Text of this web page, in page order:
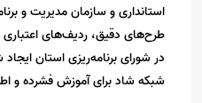
استانداری و سازمان مدیریت و
طرح‌های دقیق، ردیف‌های اعتباری
در شورای برنامه‌ریزی استان
شبکه شاد برای آموزش فشرده و